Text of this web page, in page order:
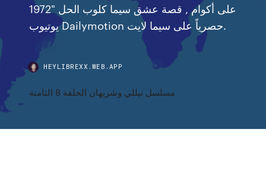
1972" على أكوام , قصة عشق سيما كلوب الحل
يوتيوب Dailymotion حصرياً على سيما لايت.
HEYLIBREXX.WEB.APP
مسلسل نيللي وشريهان الحلقة 8 الثامنة